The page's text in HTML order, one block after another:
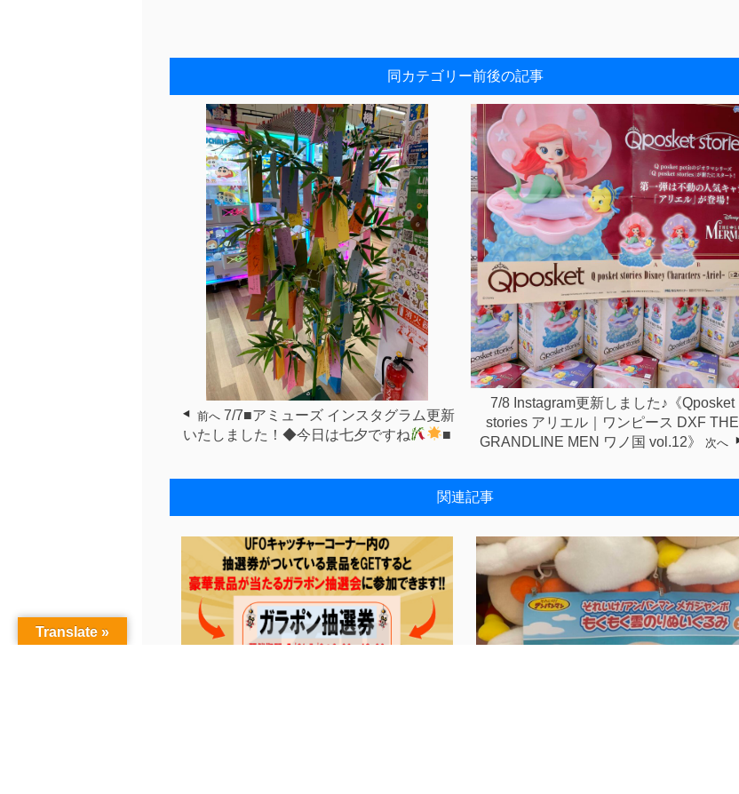
同カテゴリー前後の記事
前へ 7/7■アミューズ インスタグラム更新
いたしました！◆今日は七夕ですね
■
7/8 Instagram更新しました♪《Qposket
stories アリエル｜ワンピース DXF THE
GRANDLINE MEN ワノ国 vol.12》
次へ
関連記事
Translate »